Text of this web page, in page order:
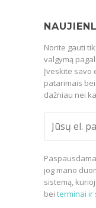
Norite gauti
valgymą
Įveskite savo
patarimais
dažniau nei
jog mano
sistemą,
bei terminai ir